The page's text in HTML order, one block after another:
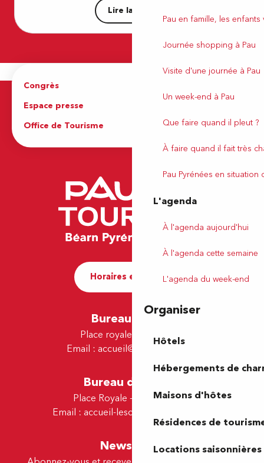
Pau en famille, les
Journée shopping à Pau
Visite d'une journée à Pau
Un week-end à Pau
Que faire quand il pleut ?
À faire quand il fait très
Pau Pyrénées en situation
L'agenda
À l'agenda aujourd'hui
À l'agenda cette semaine
L'agenda du week-end
Organiser
Hôtels
Hébergements de
Maisons d'hôtes
Résidences de
Locations saisonnières
Lire la suite
Congrès
Espace presse
Office de Tourisme
Horaires et contact
Bureau de Pau
Place royale - 64000 Pau
Email : accueil@tourismepau.fr
Bureau de Lescar
Place Royale - 64230 Lescar
Email : accueil-lescar@tourismepau.fr
Newsletter